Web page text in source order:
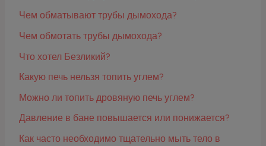
Чем обматывают трубы дымохода?
Чем обмотать трубы дымохода?
Что хотел Безликий?
Какую печь нельзя топить углем?
Можно ли топить дровяную печь углем?
Давление в бане повышается или понижается?
Как часто необходимо тщательно мыть тело в